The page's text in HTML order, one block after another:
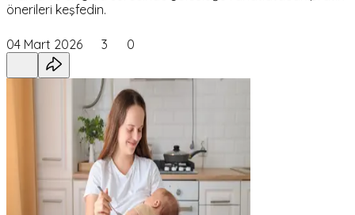
önerileri keşfedin.
04 Mart 2026 3 0